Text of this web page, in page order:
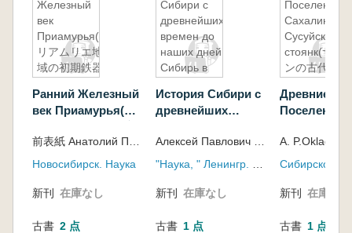
Железный
век
Приамурья(プ
リアムリエ地
域の初期鉄器
Ранний Железный
век Приамурья(プ
期鉄器時代)
Новосибирск. Наука
新刊 在庫なし
古書 2 点
Сибири с
древнейших
времен до
наших дней:
Сибирь в
завершения
строительства
перехода к
коммунизму(古
のシベリアの歴
完成と共産主義
История Сибири с
древнейших
дней: Сибирь в
период
строительства
перехода к
新刊 在庫なし
古書 1 点
Поселения
Сахалине :
Сусуйская
стоянк(サハ
ンの古代集
地区)
Древние
Поселения
Сусуйская
стоянк(サハ
落
A.
Сибирское
新刊 在庫なし
古書 1 点